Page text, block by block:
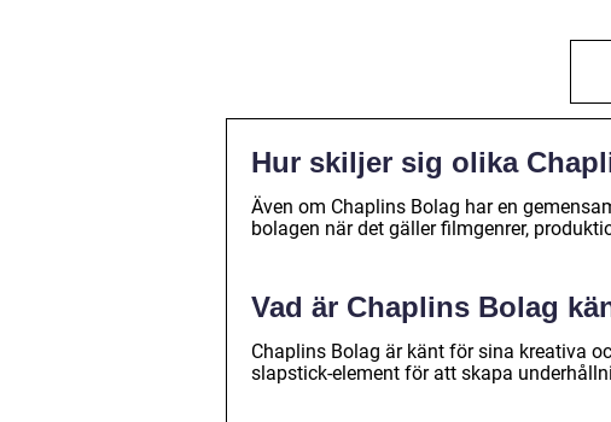
Hur skiljer sig olika
Även om Chaplins Bolag har en
bolagen när det gäller filmgenrer,
Vad är Chaplins Bolag
Chaplins Bolag är känt för sina kreativa
slapstick-element för att skapa